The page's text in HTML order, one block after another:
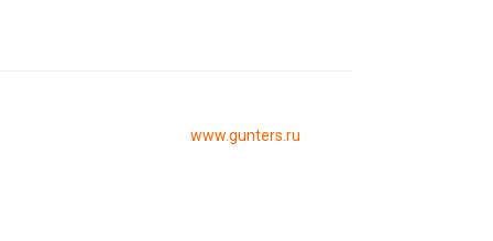
www.gunters.ru